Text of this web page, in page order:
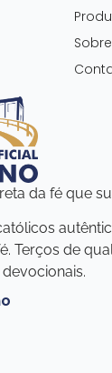
da fé que
Terços de
Sobre